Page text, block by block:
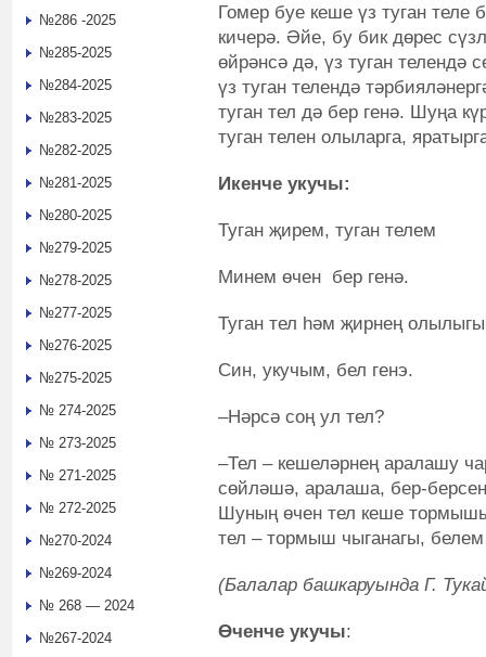
Гомер буе кеше үз туган теле
кичерә. Әйе, бу бик дөрес
өйрәнсә дә, үз туган телендә
үз туган телендә
туган тел дә бер генә. Шуңа
туган телен олыларга,
Икенче укучы:
Туган җирем, туган телем
Минем өчен бер генә.
Туган тел һәм җирнең
Син, укучым, бел генэ.
–Нәрсә соң ул тел?
–Тел – кешеләрнең аралашу
сөйләшә, аралаша, бер-
Шуның өчен тел кеше
тел – тормыш чыганагы,
(Балалар башкаруында Г.
Өченче укучы:
№286 -2025
№285-2025
№284-2025
№283-2025
№282-2025
№281-2025
№280-2025
№279-2025
№278-2025
№277-2025
№276-2025
№275-2025
№ 274-2025
№ 273-2025
№ 271-2025
№ 272-2025
№270-2024
№269-2024
№ 268 — 2024
№267-2024